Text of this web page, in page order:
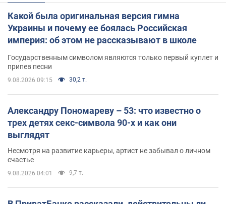
Какой была оригинальная версия гимна
Украины и почему ее боялась Российская
империя: об этом не рассказывают в школе
Государственным символом являются только первый куплет и
припев песни
9.08.2026 09:15 30,2 т.
Александру Пономареву – 53: что известно о
трех детях секс-символа 90-х и как они
выглядят
Несмотря на развитие карьеры, артист не забывал о личном
счастье
9.08.2026 04:01 9,7 т.